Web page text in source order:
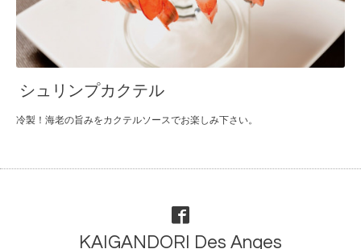
シュリンプカクテル
冷製！海老の旨みをカクテルソースでお楽しみ下さい。
KAIGANDORI Des Anges